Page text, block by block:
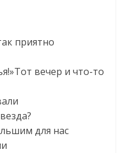
приятно
вечер и что-то
для нас